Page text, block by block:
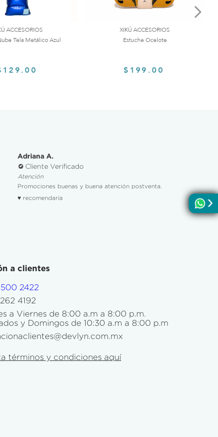
ACCESORIOS
Tela Metálico Azul
XIKÚ ACCESORIOS
Estuche Ocelote
$199.00
Adriana A.
Cliente Verificado
Atención
Promociones buenas y buena atención postventa.
♥ recomendaría
a clientes
2422
4192
a Viernes de 8:00 a.m a 8:00 p.m.
y Domingos de 10:30 a.m a 8:00 p.m
términos y condiciones aquí